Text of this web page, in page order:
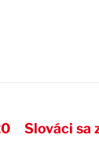
Slováci sa